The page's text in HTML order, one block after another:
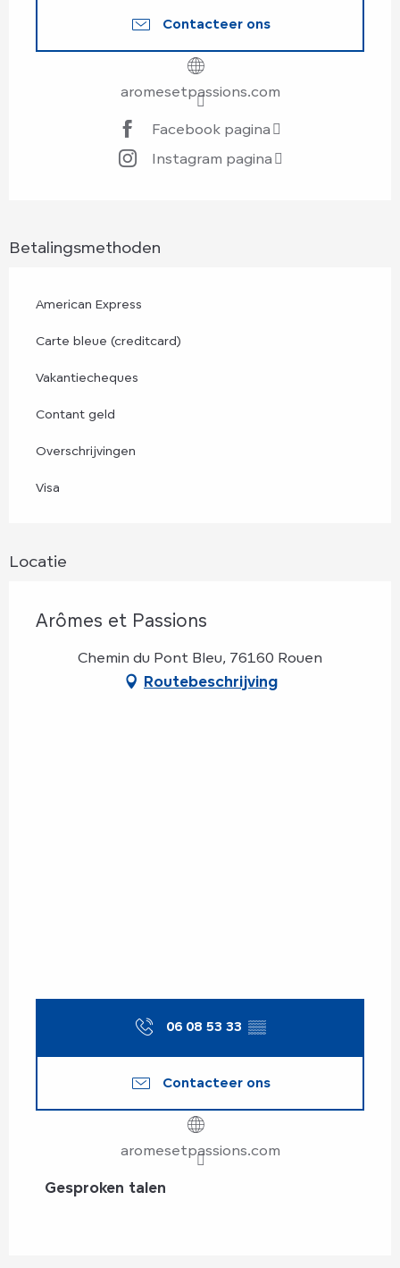
Contacteer ons
aromesetpassions.com
Facebook pagina
Instagram pagina
Betalingsmethoden
American Express
Carte bleue (creditcard)
Vakantiecheques
Contant geld
Overschrijvingen
Visa
Locatie
Arômes et Passions
Chemin du Pont Bleu, 76160 Rouen
Routebeschrijving
06 08 53 33 ▒▒
Contacteer ons
aromesetpassions.com
Gesproken talen
Gesproken talen